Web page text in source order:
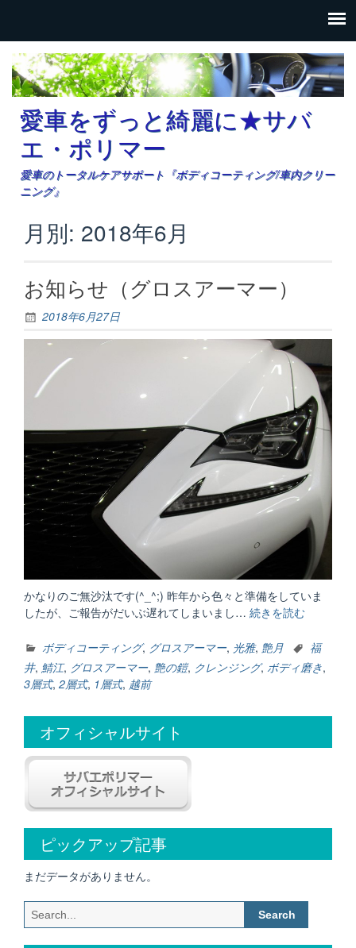
愛車をずっと綺麗に★サバ
エ・ポリマー
愛車のトータルケアサポート『ボディコーティング/車内クリー
ニング』
月別: 2018年6月
お知らせ（グロスアーマー）
2018年6月27日
かなりのご無沙汰です(^_^;) 昨年から色々と準備をしていま
したが、ご報告がだいぶ遅れてしまいまし… 続きを読む
ら
せ
（グ
ス
ー
ボディコーティング, グロスアーマー, 光雅, 艶月
福
井, 鯖江, グロスアーマー, 艶の鎧, クレンジング, ボディ磨き,
3層式, 2層式, 1層式, 越前
オフィシャルサイト
ピックアップ記事
まだデータがありません。
Search
for: